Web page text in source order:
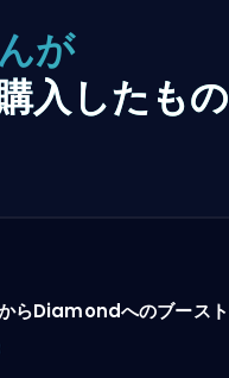
が
入したもの
らDiamondへのブースト